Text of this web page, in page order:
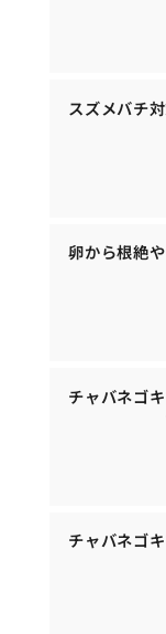
スズメバチ
卵から根絶
チャバネゴ
チャバネゴ